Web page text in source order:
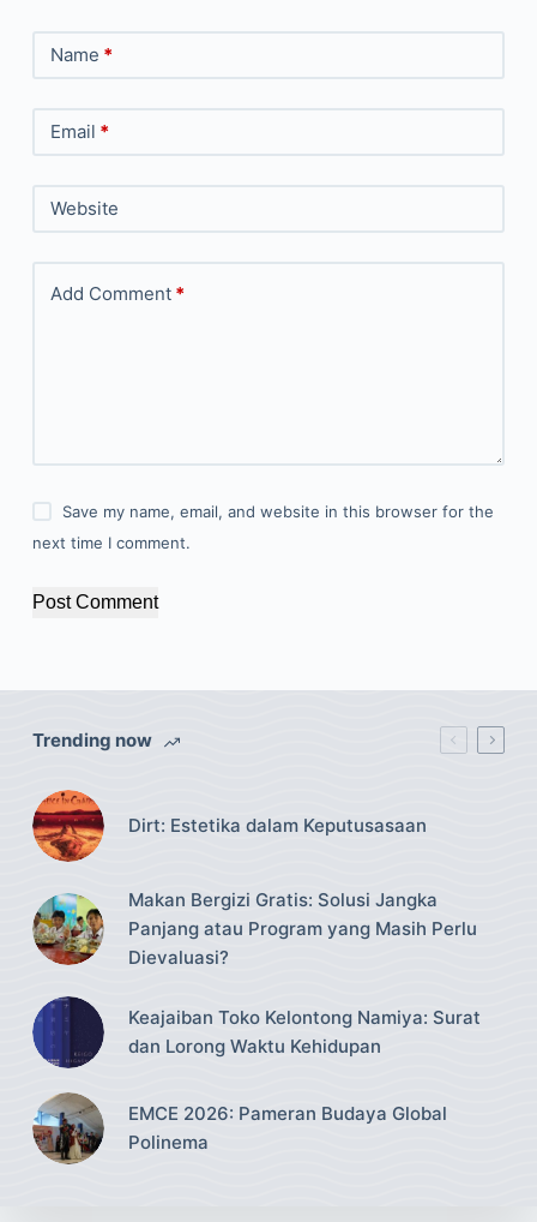
Name *
Email *
Website
Add Comment*
Save my name, email, and website in this browser for the
next time I comment.
Post Comment
Trending now
Dirt: Estetika dalam Keputusasaan
Makan Bergizi Gratis: Solusi Jangka
Panjang atau Program yang Masih Perlu
Dievaluasi?
Keajaiban Toko Kelontong Namiya: Surat
dan Lorong Waktu Kehidupan
EMCE 2026: Pameran Budaya Global
Polinema